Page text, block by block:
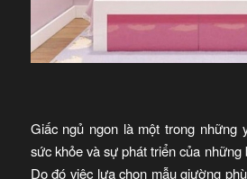
Giấc ngủ ngon là một trong những
sức khỏe và sự phát triển của những
Do đó việc lựa chọn mẫu giường